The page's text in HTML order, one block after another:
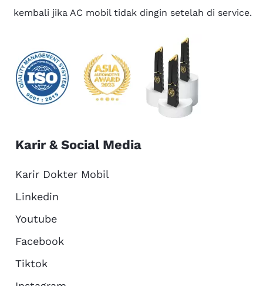
kembali jika AC mobil tidak dingin setelah di service.
Karir & Social Media
Karir Dokter Mobil
Linkedin
Youtube
Facebook
Tiktok